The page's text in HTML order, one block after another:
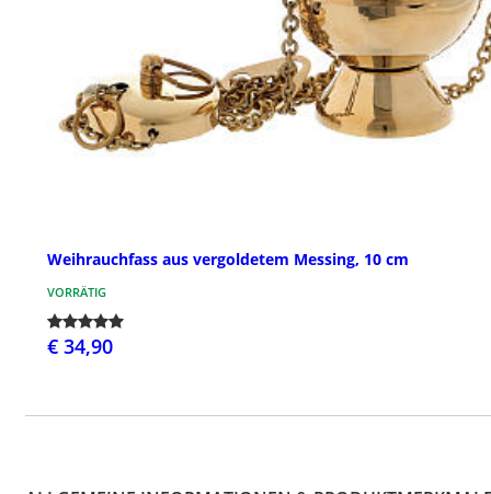
Weihrauchfass aus vergoldetem Messing, 10 cm
VORRÄTIG
€ 34,90